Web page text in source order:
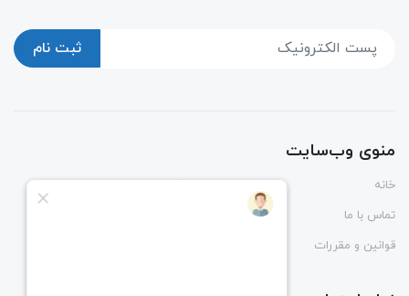
ثبت نام
منوی وب‌سایت
خانه
پوشاک
تماس با ما
قوانین و مقررات